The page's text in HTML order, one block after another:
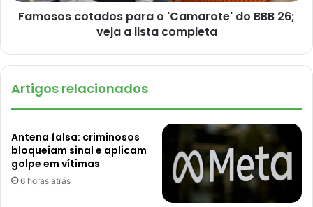
Famosos cotados para o 'Camarote' do BBB 26;
veja a lista completa
Artigos relacionados
Antena falsa: criminosos
bloqueiam sinal e aplicam
golpe em vítimas
6 horas atrás